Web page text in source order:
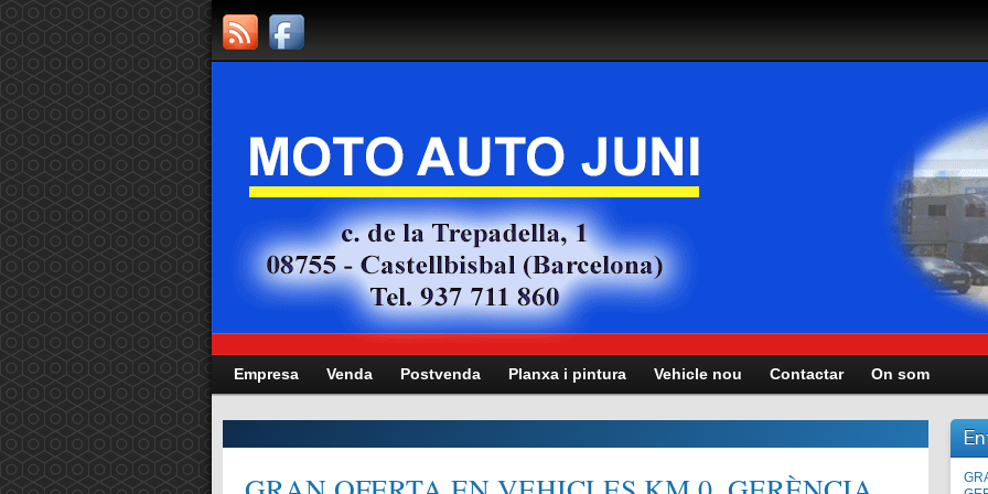
Empresa Venda Postvenda Planxa i pintura Vehicle nou Contactar On som